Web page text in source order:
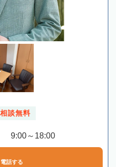
談無料
9:00～18:00
電話する